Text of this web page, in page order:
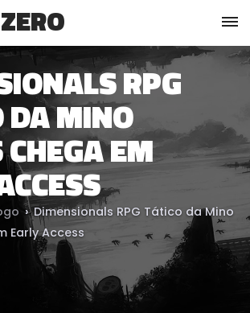
RPG
DA MINO
EM
› Dimensionals RPG Tático da Mino
Early Access